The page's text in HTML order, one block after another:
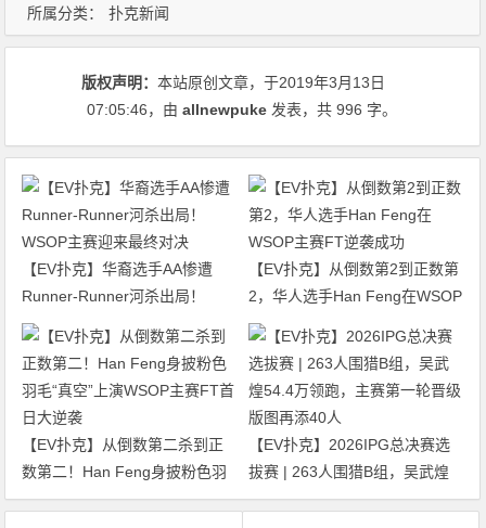
所属分类： 扑克新闻
版权声明：本站原创文章，于2019年3月13日
07:05:46，由allnewpuke 发表，共 996 字。
【EV扑克】华裔选手AA惨遭
Runner-Runner河杀出局！
WSOP主赛迎来最终对决
【EV扑克】从倒数第2到正数第
2，华人选手Han Feng在WSOP
主赛FT逆袭成功
【EV扑克】从倒数第二杀到正
数第二！Han Feng身披粉色羽
毛“真空”上演WSOP主赛FT首日
【EV扑克】2026IPG总决赛选
拔赛 | 263人围猎B组，吴武煌
54.4万领跑，主赛第一轮晋级版